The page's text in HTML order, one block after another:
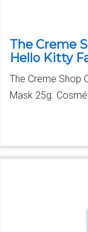
The Creme
Hello Kitty
The Creme Shop
Mask 25g.